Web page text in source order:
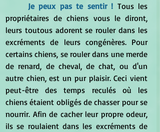
Je peux pas te sentir ! Tous les
propriétaires de chiens vous le diront,
leurs toutous adorent se rouler dans les
excréments de leurs congénères. Pour
certains chiens, se rouler dans une merde
de renard, de cheval, de chat, ou d'un
autre chien, est un pur plaisir. Ceci vient
peut-être des temps reculés où les
chiens étaient obligés de chasser pour se
nourrir. Afin de cacher leur propre odeur,
ils se roulaient dans les excréments de